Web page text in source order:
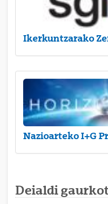
Ikerkuntzarako
Nazioarteko I+G
Deialdi